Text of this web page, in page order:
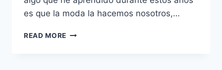
es que la moda la hacemos nosotros,…
READ MORE VIERNES